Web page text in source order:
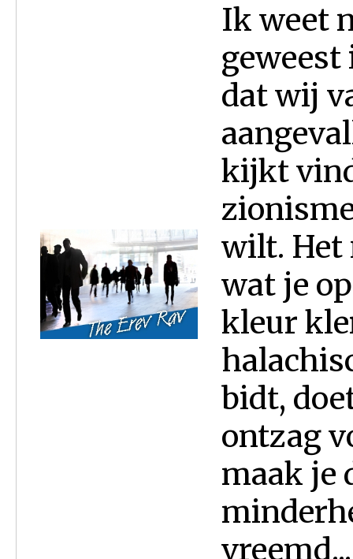
Ik weet
geweest
dat wij
kijkt
wilt. Het
wat je
kleur
bidt,
ontzag
maak je
vreemd...